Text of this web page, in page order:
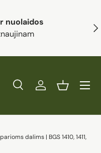
nuolaidos
PaieškaPrisijungtiKrepšelis
dalims | BGS 1410, 1411,